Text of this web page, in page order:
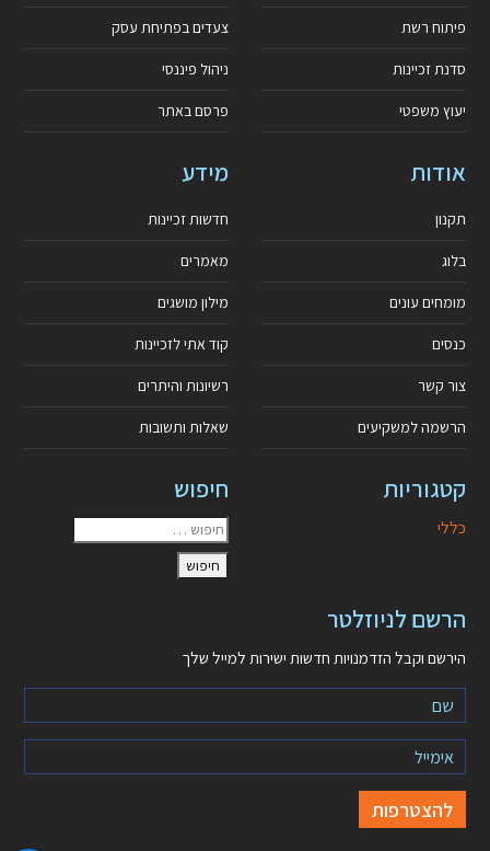
פיתוח רשת
סדנת זכיינות
יעוץ משפטי
צעדים בפתיחת עסק
ניהול פיננסי
פרסם באתר
אודות
תקנון
בלוג
מומחים עונים
כנסים
צור קשר
הרשמה למשקיעים
מידע
חדשות זכיינות
מאמרים
מילון מושגים
קוד אתי לזכיינות
רשיונות והיתרים
שאלות ותשובות
קטגוריות
כללי
חיפוש
הרשם לניוזלטר
הירשם וקבל הזדמנויות חדשות ישירות למייל שלך